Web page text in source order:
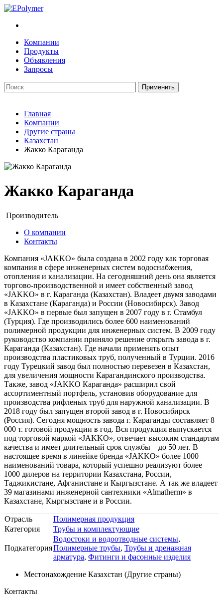
Компании
Продукты
Объявления
Запросы
Главная
Компании
Другие страны
Казахстан
Жакко Караганда
Жакко Караганда
Производитель
О компании
Контакты
Компания «JAKKO» была создана в 2002 году как торговая
компания в сфере инженерных систем водоснабжения,
отопления и канализации. На сегодняшний день она является
торгово-производственной и имеет собственный завод
«JAKKO» в г. Караганда (Казахстан). Владеет двумя заводами
в Казахстане (Караганда) и России (Новосибирск). Завод
«JAKKO» в первые был запущен в 2007 году в г. Стамбул
(Турция). Где производились более 600 наименований
полимерной продукции для инженерных систем. В 2009 году
руководство компании приняло решение открыть завода в г.
Караганда (Казахстан). Где начали применять опыт
производства пластиковых труб, полученный в Турции. 2016
году Турецкий завод был полностью перевезен в Казахстан,
для увеличения мощности Карагандинского производства.
Также, завод «JAKKO Караганда» расширил свой
ассортиментный портфель, установив оборудование для
производства рифленых труб для наружной канализации. В
2018 году был запущен второй завод в г. Новосибирск
(Россия). Сегодня мощность завода г. Караганды составляет 8
000 т. готовой продукции в год. Вся продукция выпускается
под торговой маркой «JAKKO», отвечает высоким стандартам
качества и имеет длительный срок службы – до 50 лет. В
настоящее время в линейке бренда «JAKKO» более 1000
наименований товара, который успешно реализуют более
1000 дилеров на территории Казахстана, России,
Таджикистане, Афганистане и Кыргызстане. А так же владеет
39 магазинами инженерной сантехники «Almatherm» в
Казахстане, Кыргызстане и в России.
Отрасль
Полимерная продукция
Категория
Трубы и комплектующие
Подкатегория
Водостоки и водоотводные системы,
Полимерные трубы, Трубы и дренажная
арматура, Фитинги и фасонные изделия
Местонахождение Казахстан (Другие страны)
Контакты